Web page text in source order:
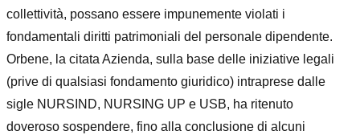
collettività, possano essere impunemente violati i
fondamentali diritti patrimoniali del personale dipendente.
Orbene, la citata Azienda, sulla base delle iniziative legali
(prive di qualsiasi fondamento giuridico) intraprese dalle
sigle NURSIND, NURSING UP e USB, ha ritenuto
doveroso sospendere, fino alla conclusione di alcuni